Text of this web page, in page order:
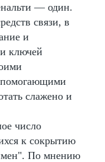
— один.
связи, в
и
ключей
слажено и
число
к сокрытию
По мнению